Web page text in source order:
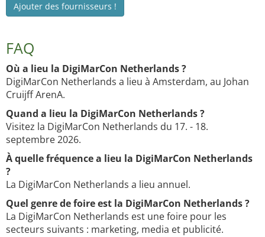
Ajouter des fournisseurs !
FAQ
Où a lieu la DigiMarCon Netherlands ?
DigiMarCon Netherlands a lieu à Amsterdam, au Johan
Cruijff ArenA.
Quand a lieu la DigiMarCon Netherlands ?
Visitez la DigiMarCon Netherlands du 17. - 18.
septembre 2026.
À quelle fréquence a lieu la DigiMarCon Netherlands
?
La DigiMarCon Netherlands a lieu annuel.
Quel genre de foire est la DigiMarCon Netherlands ?
La DigiMarCon Netherlands est une foire pour les
secteurs suivants : marketing, media et publicité.